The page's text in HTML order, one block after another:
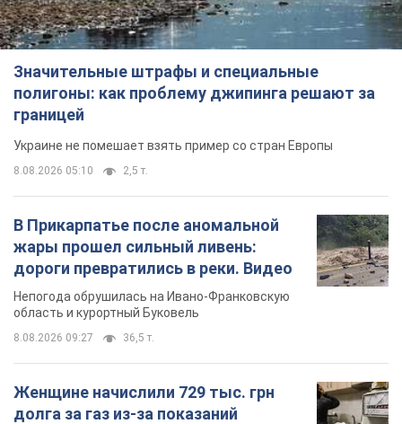
Значительные штрафы и специальные
полигоны: как проблему джипинга решают за
границей
Украине не помешает взять пример со стран Европы
8.08.2026 05:10 2,5 т.
В Прикарпатье после аномальной
жары прошел сильный ливень:
дороги превратились в реки. Видео
Непогода обрушилась на Ивано-Франковскую
область и курортный Буковель
8.08.2026 09:27 36,5 т.
Женщине начислили 729 тыс. грн
долга за газ из-за показаний